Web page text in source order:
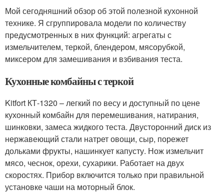
Мой сегодняшний обзор об этой полезной кухонной
технике. Я сгруппировала модели по количеству
предусмотренных в них функций: агрегаты с
измельчителем, теркой, блендером, мясорубкой,
миксером для замешивания и взбивания теста.
Кухонные комбайны с теркой
Kitfort КТ-1320 – легкий по весу и доступный по цене
кухонный комбайн для перемешивания, натирания,
шинковки, замеса жидкого теста. Двусторонний диск из
нержавеющий стали натрет овощи, сыр, порежет
дольками фрукты, нашинкует капусту. Нож измельчит
мясо, чеснок, орехи, сухарики. Работает на двух
скоростях. Прибор включится только при правильной
установке чаши на моторный блок.